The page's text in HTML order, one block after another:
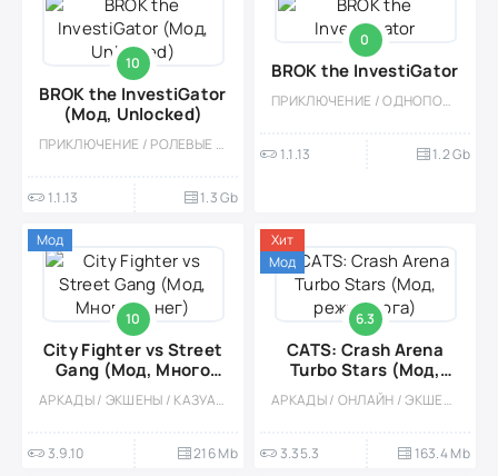
10
BROK the InvestiGator
(Мод, Unlocked)
ПРИКЛЮЧЕНИЕ / РОЛЕВЫЕ / ВСТРОЕННЫЙ КЕШ / МОД / ДЛЯ ДЕТЕЙ / КОМИКСЫ / КЛАСИКА / ДРАКИ / POINT & CLICK / ОДНОПОЛЬЗОВАТЕЛЬСКИЕ / ВИД СБОКУ / ПО МУЛЬТФИЛЬМАМ / КВЕСТЫ
1.1.13 1.3 Gb
0
BROK the InvestiGator
ПРИКЛЮЧЕНИЕ / ОДНОПОЛЬЗОВАТЕЛЬСКИЕ / СЮЖЕТНЫЕ ИГРЫ / РОЛЕВЫЕ / ДРАКИ / ГЕЙМПАД / ДЛЯ ДЕТЕЙ / POINT & CLICK / ЭКШЕНЫ / АТМОСФЕРНАЯ / ПО МУЛЬТФИЛЬМАМ / БУДУЮЩИЕ / НАУЧНАЯ ФАНТАСТИКА
1.1.13 1.2 Gb
10
City Fighter vs Street
Gang (Мод, Много
денег)
АРКАДЫ / ЭКШЕНЫ / КАЗУАЛЬНЫЕ / ОДНОПОЛЬЗОВАТЕЛЬСКИЕ / СТИЛИЗАЦИЯ / ВСТРОЕННЫЙ КЕШ / МОД / ДРАКИ / ВИД СБОКУ / ВЕСЁЛАЯ
3.9.10 216 Mb
Мод
6.3
CATS: Crash Arena
Turbo Stars (Мод,
режим бога)
АРКАДЫ / ОНЛАЙН / ЭКШЕНЫ / МОД / МНОГОПОЛЬЗОВАТЕЛЬСКАЯ / СОРЕВНОВАТЕЛЬНАЯ / СТИЛИЗАЦИЯ / ДРАКИ / КАЗУАЛЬНЫЕ / ВСТРОЕННЫЙ КЕШ
3.35.3 163.4 Mb
Хит
Мод